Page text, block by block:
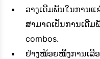
ວາງເດີມພັນໃນການແ
ສາມາດເປັນການເດີ
combos.
ຢ່າງໜ້ອຍໜຶ່ງການເລື